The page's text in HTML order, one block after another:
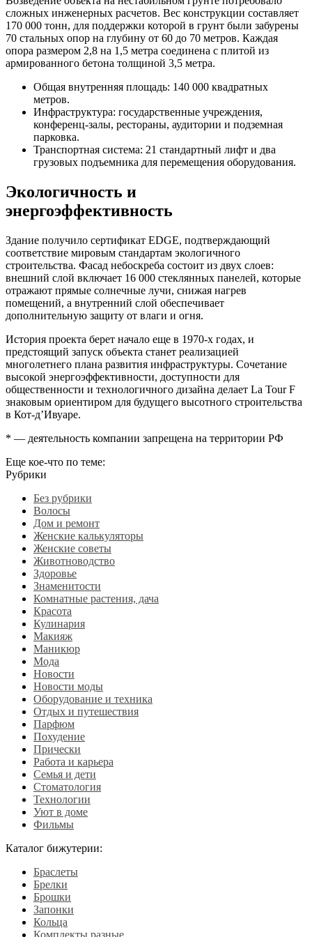
сложных инженерных расчетов. Вес конструкции составляет
170 000 тонн, для поддержки которой в грунт были забурены
70 стальных опор на глубину от 60 до 70 метров. Каждая
опора размером 2,8 на 1,5 метра соединена с плитой из
армированного бетона толщиной 3,5 метра.
Общая внутренняя площадь: 140 000 квадратных
метров.
Инфраструктура: государственные учреждения,
конференц-залы, рестораны, аудитории и подземная
парковка.
Транспортная система: 21 стандартный лифт и два
грузовых подъемника для перемещения оборудования.
Экологичность и
энергоэффективность
Здание получило сертификат EDGE, подтверждающий
соответствие мировым стандартам экологичного
строительства. Фасад небоскреба состоит из двух слоев:
внешний слой включает 16 000 стеклянных панелей, которые
отражают прямые солнечные лучи, снижая нагрев
помещений, а внутренний слой обеспечивает
дополнительную защиту от влаги и огня.
История проекта берет начало еще в 1970-х годах, и
предстоящий запуск объекта станет реализацией
многолетнего плана развития инфраструктуры. Сочетание
высокой энергоэффективности, доступности для
общественности и технологичного дизайна делает La Tour F
знаковым ориентиром для будущего высотного строительства
в Кот-д’Ивуаре.
* — деятельность компании запрещена на территории РФ
Еще кое-что по теме:
Рубрики
Без рубрики
Волосы
Дом и ремонт
Женские калькуляторы
Женские советы
Животноводство
Здоровье
Знаменитости
Комнатные растения, дача
Красота
Кулинария
Макияж
Маникюр
Мода
Новости
Новости моды
Оборудование и техника
Отдых и путешествия
Парфюм
Похудение
Прически
Работа и карьера
Семья и дети
Стоматология
Технологии
Уют в доме
Фильмы
Каталог бижутерии:
Браслеты
Брелки
Брошки
Запонки
Кольца